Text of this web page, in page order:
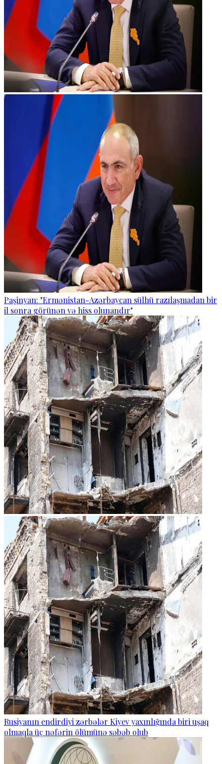
Paşinyan: "Ermənistan-Azərbaycan sülhü razılaşmadan bir
il sonra görünən və hiss olunandır"
Rusiyanın endirdiyi zərbələr Kiyev yaxınlığında biri uşaq
olmaqla üç nəfərin ölümünə səbəb olub